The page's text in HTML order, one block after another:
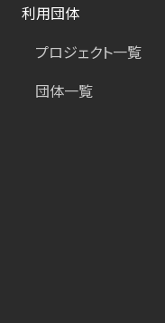
利用団体
プロジェクト一覧
団体一覧